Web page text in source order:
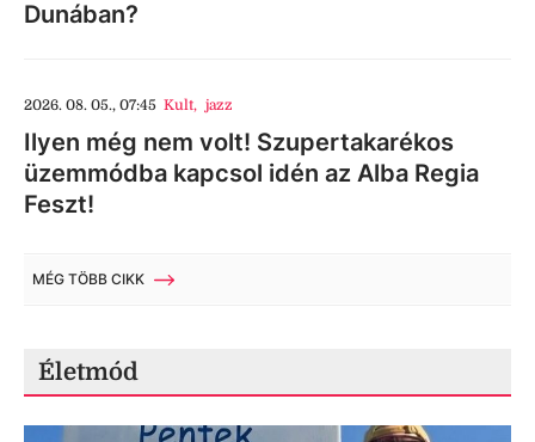
Dunában?
2026. 08. 05., 07:45 Kult, jazz
Ilyen még nem volt! Szupertakarékos
üzemmódba kapcsol idén az Alba Regia
Feszt!
MÉG TÖBB CIKK
Életmód